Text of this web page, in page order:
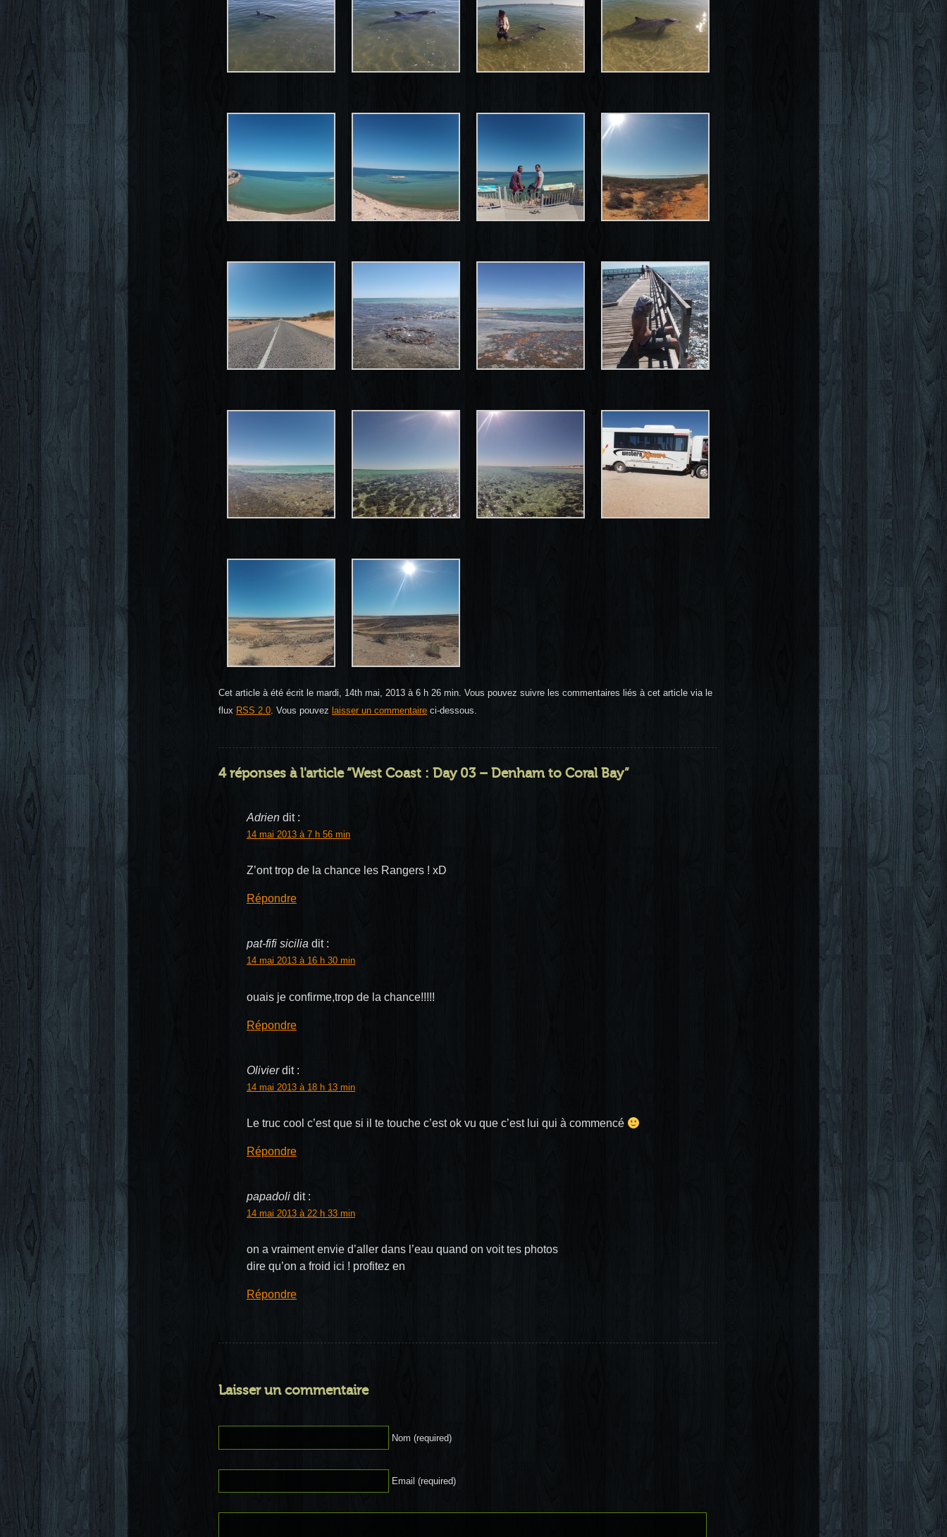
Cet article à été écrit le mardi, 14th mai, 2013 à 6 h 26 min. Vous pouvez suivre les commentaires liés à cet article via le
flux RSS 2.0. Vous pouvez laisser un commentaire ci-dessous.
4 réponses à l'article “West Coast : Day 03 – Denham to Coral Bay”
Adrien dit :
14 mai 2013 à 7 h 56 min
Z’ont trop de la chance les Rangers ! xD
Répondre
pat-fifi sicilia dit :
14 mai 2013 à 16 h 30 min
ouais je confirme,trop de la chance!!!!!
Répondre
Olivier dit :
14 mai 2013 à 18 h 13 min
Le truc cool c’est que si il te touche c’est ok vu que c’est lui qui à commencé
Répondre
papadoli dit :
14 mai 2013 à 22 h 33 min
on a vraiment envie d’aller dans l’eau quand on voit tes photos
dire qu’on a froid ici ! profitez en
Répondre
Laisser un commentaire
Nom (required)
Email (required)